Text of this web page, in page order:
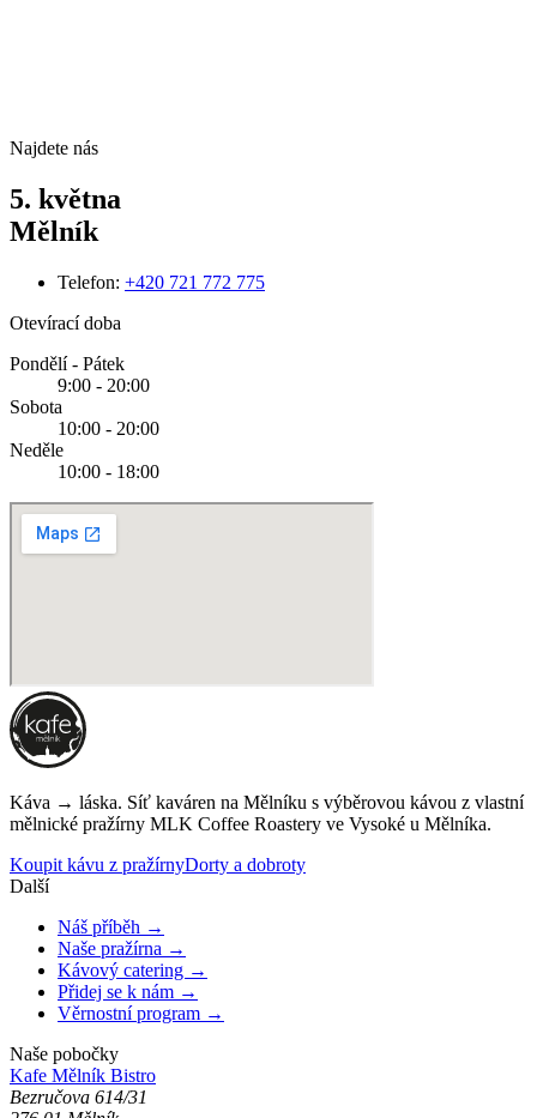
Najdete nás
5. května
Mělník
Telefon: +420 721 772 775
Otevírací doba
Pondělí - Pátek
9:00 - 20:00
Sobota
10:00 - 20:00
Neděle
10:00 - 18:00
Káva → láska. Síť kaváren na Mělníku s výběrovou kávou z vlastní
mělnické pražírny MLK Coffee Roastery ve Vysoké u Mělníka.
Koupit kávu z pražírnyDorty a dobroty
Další
Náš příběh →
Naše pražírna →
Kávový catering →
Přidej se k nám →
Věrnostní program →
Naše pobočky
Kafe Mělník Bistro
Bezručova 614/31